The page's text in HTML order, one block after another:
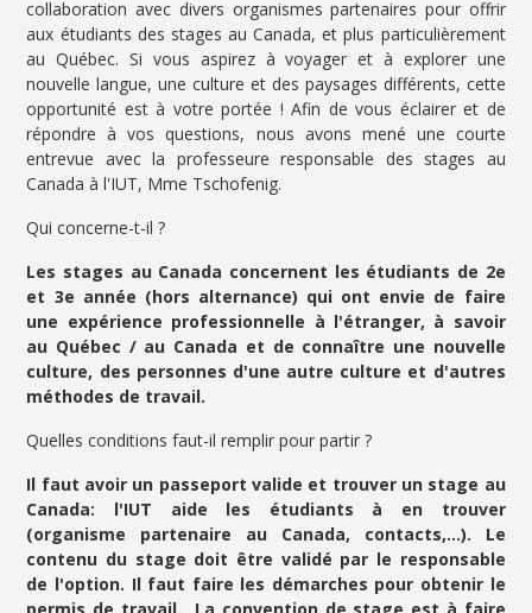
collaboration avec divers organismes partenaires pour offrir
aux étudiants des stages au Canada, et plus particulièrement
au Québec. Si vous aspirez à voyager et à explorer une
nouvelle langue, une culture et des paysages différents, cette
opportunité est à votre portée ! Afin de vous éclairer et de
répondre à vos questions, nous avons mené une courte
entrevue avec la professeure responsable des stages au
Canada à l'IUT, Mme Tschofenig.
Qui concerne-t-il ?
Les stages au Canada concernent les étudiants de 2e
et 3e année (hors alternance) qui ont envie de faire
une expérience professionnelle à l'étranger, à savoir
au Québec / au Canada et de connaître une nouvelle
culture, des personnes d'une autre culture et d'autres
méthodes de travail.
Quelles conditions faut-il remplir pour partir ?
Il faut avoir un passeport valide et trouver un stage au
Canada: l'IUT aide les étudiants à en trouver
(organisme partenaire au Canada, contacts,...). Le
contenu du stage doit être validé par le responsable
de l'option. Il faut faire les démarches pour obtenir le